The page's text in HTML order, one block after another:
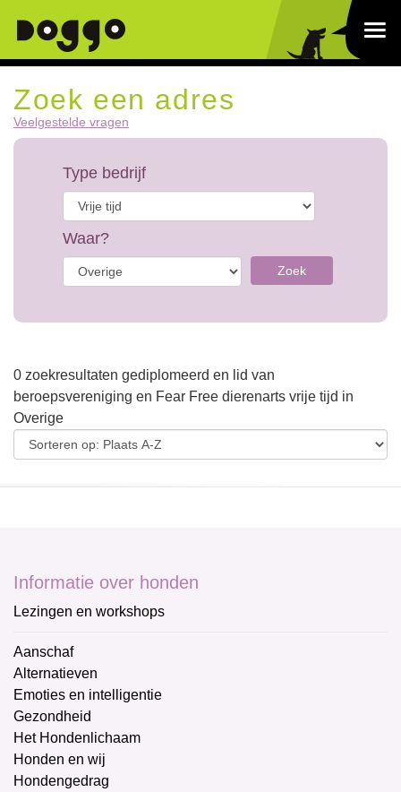
Zoek een adres
Veelgestelde vragen
Type bedrijf
Waar?
Zoek
0 zoekresultaten gediplomeerd en lid van
beroepsvereniging en Fear Free dierenarts vrije tijd in
Overige
Informatie over honden
Lezingen en workshops
Aanschaf
Alternatieven
Emoties en intelligentie
Gezondheid
Het Hondenlichaam
Honden en wij
Hondengedrag